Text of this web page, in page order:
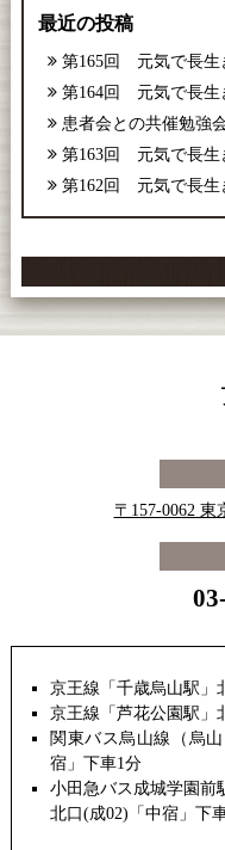
最近の投稿
第165回 元気で長生き講座【2026年
第164回 元気で長生き講座【2026年
患者会との共催勉強会を開催
第163回 元気で長生き講座【2026年
第162回 元気で長生き講座【2026年
〒157-0062 東
京王線「千歳烏山駅」
京王線「芦花公園駅」
関東バス烏山線（烏
宿」下車1分
小田急バス成城学園前
北口(成02)「中宿」下